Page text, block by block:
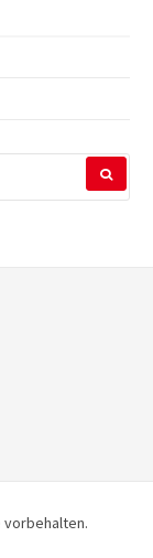
vorbehalten.